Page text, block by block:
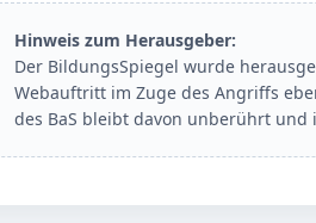
Hinweis zum Herausgeber:
Der BildungsSpiegel wurde
Webauftritt im Zuge des Angriffs
des BaS bleibt davon unberührt